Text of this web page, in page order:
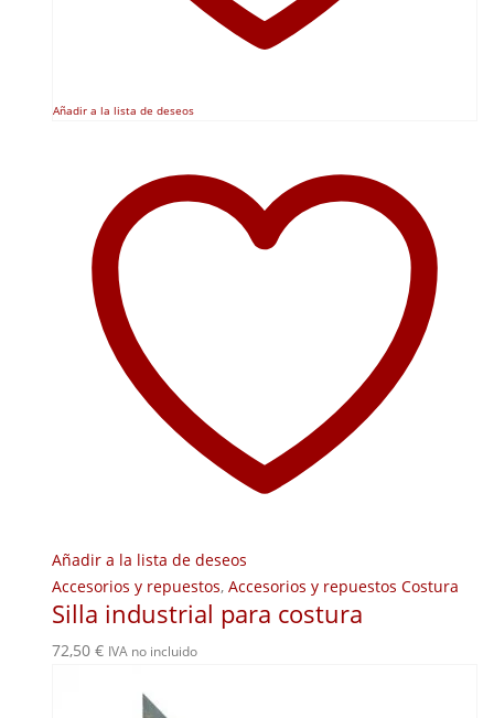
Añadir a la lista de deseos
Añadir a la lista de deseos
Accesorios y repuestos, Accesorios y repuestos Costura
Silla industrial para costura
72,50 € IVA no incluido